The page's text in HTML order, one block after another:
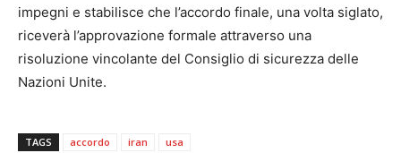
impegni e stabilisce che l’accordo finale, una volta siglato,
riceverà l’approvazione formale attraverso una
risoluzione vincolante del Consiglio di sicurezza delle
Nazioni Unite.
TAGS accordo iran usa